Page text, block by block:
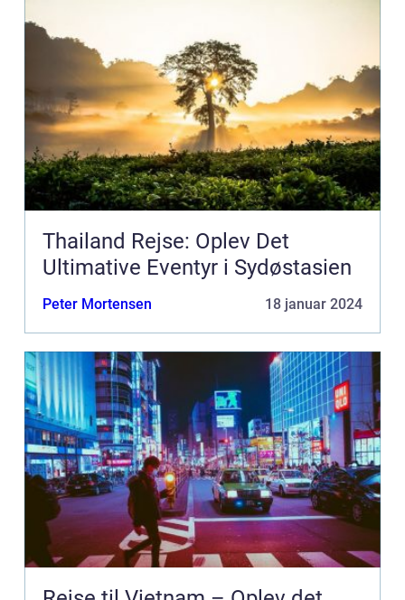
Thailand Rejse: Oplev Det
Ultimative Eventyr i Sydøstasien
Peter Mortensen 18 januar 2024